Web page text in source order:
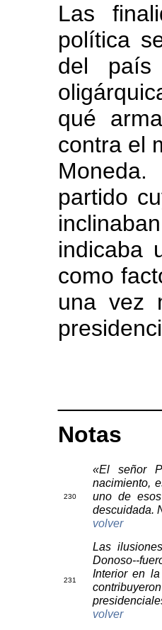
Las
política
del
qué
contra el
partido
indicaba
como
una vez
Notas
230
«El señor
nacimiento,
uno de
descuidada.
volver
231
Las
Donoso--
Interior en
volver